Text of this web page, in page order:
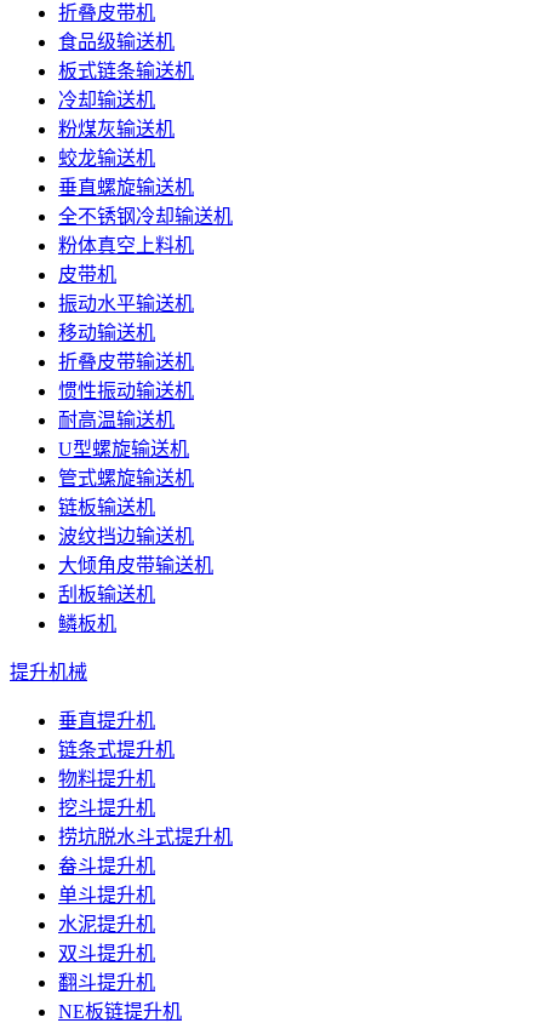
折叠皮带机
食品级输送机
板式链条输送机
冷却输送机
粉煤灰输送机
蛟龙输送机
垂直螺旋输送机
全不锈钢冷却输送机
粉体真空上料机
皮带机
振动水平输送机
移动输送机
折叠皮带输送机
惯性振动输送机
耐高温输送机
U型螺旋输送机
管式螺旋输送机
链板输送机
波纹挡边输送机
大倾角皮带输送机
刮板输送机
鳞板机
提升机械
垂直提升机
链条式提升机
物料提升机
挖斗提升机
捞坑脱水斗式提升机
畚斗提升机
单斗提升机
水泥提升机
双斗提升机
翻斗提升机
NE板链提升机